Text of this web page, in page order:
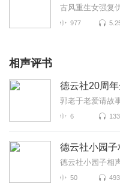
古风重生女强复
977
相声评书
德云社20周
郭老于老爱请故
6
德云社小园子
德云社小园子相
50